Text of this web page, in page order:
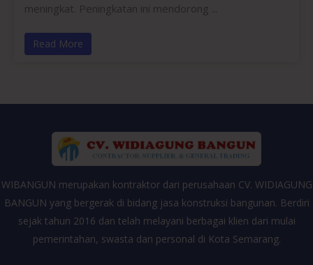
meningkat. Peningkatan ini mendorong ...
Read More
WIBANGUN merupakan kontraktor dari perusahaan CV. WIDIAGUNG
BANGUN yang bergerak di bidang jasa konstruksi bangunan. Berdiri
sejak tahun 2016 dan telah melayani berbagai klien dari mulai
pemerintahan, swasta dan personal di Kota Semarang.